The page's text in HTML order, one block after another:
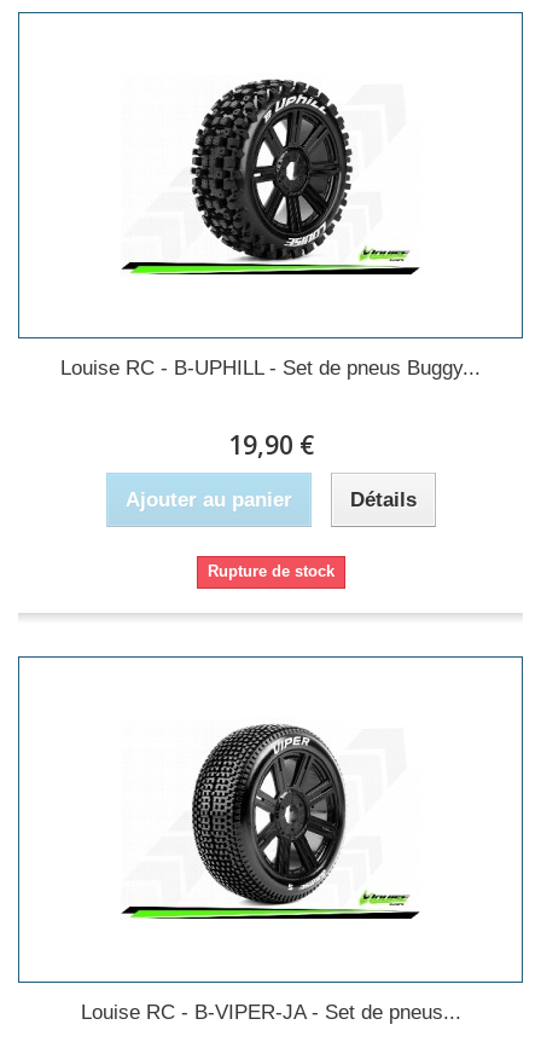
Louise RC - B-UPHILL - Set de pneus Buggy...
19,90 €
Ajouter au panier Détails
Rupture de stock
Louise RC - B-VIPER-JA - Set de pneus...